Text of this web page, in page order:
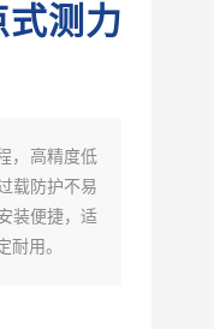
式测力
，高精度低
载防护不易
装便捷，适
用。